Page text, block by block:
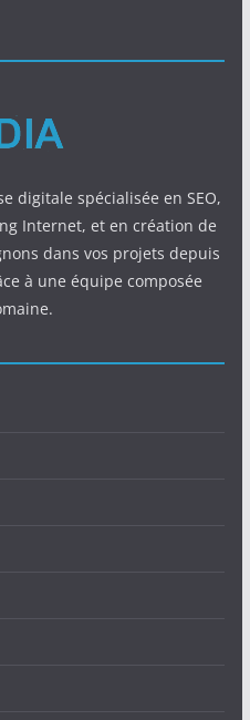
digitale spécialisée en SEO,
Internet, et en création de
dans vos projets depuis
à une équipe composée